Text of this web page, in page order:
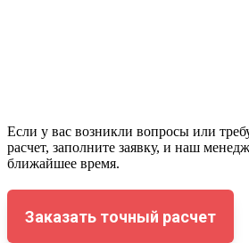
Если у вас возникли вопросы или
расчет, заполните заявку, и наш
ближайшее время.
Заказать точный расчет